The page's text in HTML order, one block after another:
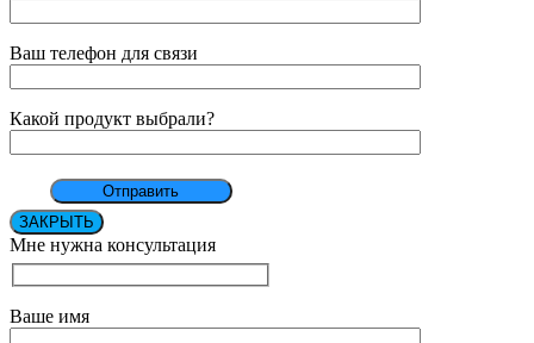
Ваш телефон для связи
Какой продукт выбрали?
ЗАКРЫТЬ
Мне нужна консультация
Ваше имя